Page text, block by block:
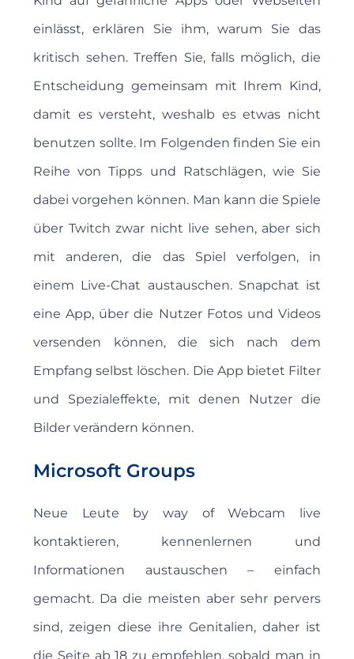
einlässt, erklären Sie ihm, warum Sie das
kritisch sehen. Treffen Sie, falls möglich, die
Entscheidung gemeinsam mit Ihrem Kind,
damit es versteht, weshalb es etwas nicht
benutzen sollte. Im Folgenden finden Sie ein
Reihe von Tipps und Ratschlägen, wie Sie
dabei vorgehen können. Man kann die Spiele
über Twitch zwar nicht live sehen, aber sich
mit anderen, die das Spiel verfolgen, in
einem Live-Chat austauschen. Snapchat ist
eine App, über die Nutzer Fotos und Videos
versenden können, die sich nach dem
Empfang selbst löschen. Die App bietet Filter
und Spezialeffekte, mit denen Nutzer die
Bilder verändern können.
Microsoft Groups
Neue Leute by way of Webcam live
kontaktieren, kennenlernen und
Informationen austauschen – einfach
gemacht. Da die meisten aber sehr pervers
sind, zeigen diese ihre Genitalien, daher ist
die Seite ab 18 zu empfehlen, sobald man in